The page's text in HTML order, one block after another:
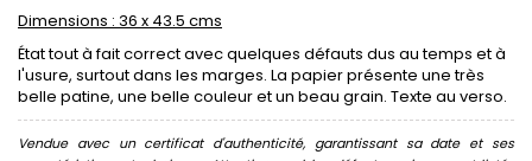
Dimensions : 36 x 43.5 cms
État tout à fait correct avec quelques défauts dus au temps et à
l'usure, surtout dans les marges. La papier présente une très
belle patine, une belle couleur et un beau grain. Texte au verso.
Vendue avec un certificat d'authenticité, garantissant sa date et ses